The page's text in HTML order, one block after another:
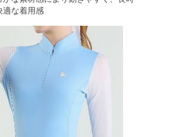
適な着用感